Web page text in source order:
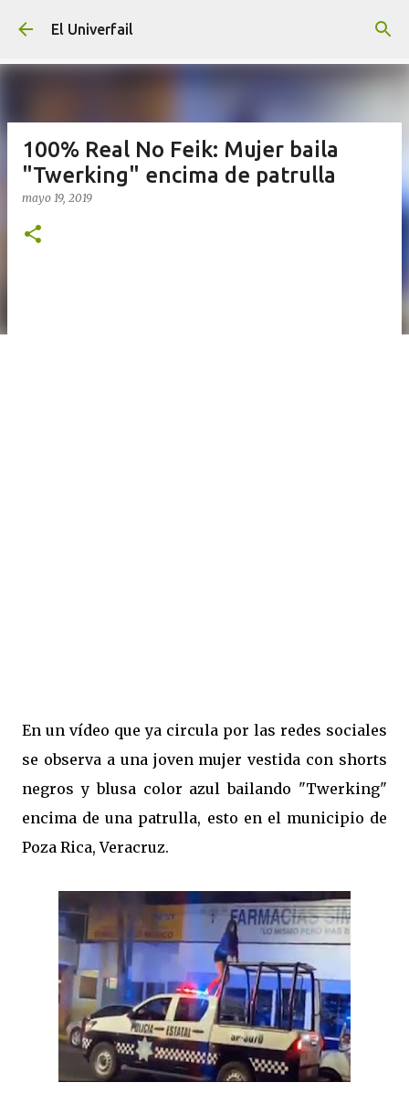
Ir al contenido principal
El Univerfail
100% Real No Feik: Mujer baila
"Twerking" encima de patrulla
mayo 19, 2019
En un vídeo que ya circula por las redes sociales
se observa a una joven mujer vestida con shorts
negros y blusa color azul bailando "Twerking"
encima de una patrulla, esto en el municipio de
Poza Rica, Veracruz.